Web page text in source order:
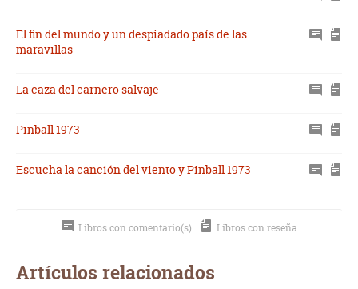
El fin del mundo y un despiadado país de las
maravillas
La caza del carnero salvaje
Pinball 1973
Escucha la canción del viento y Pinball 1973
Libros con comentario(s) Libros con reseña
Artículos relacionados